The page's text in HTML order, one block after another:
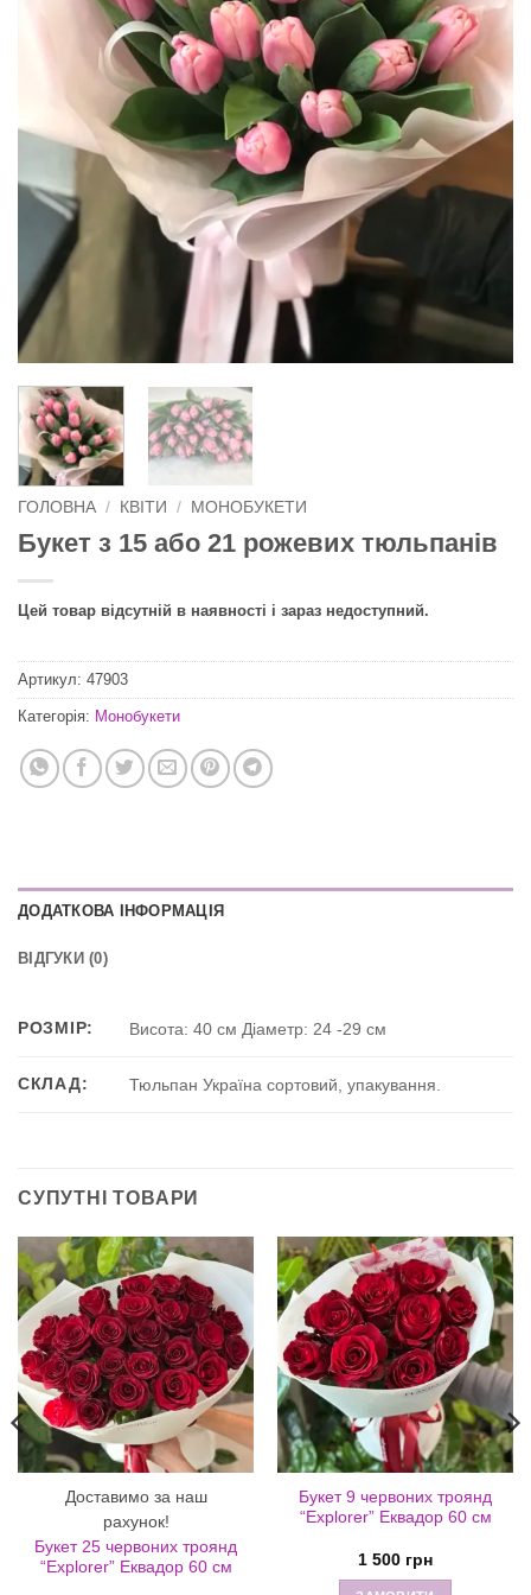
ГОЛОВНА / КВІТИ / МОНОБУКЕТИ
Букет з 15 або 21 рожевих тюльпанів
Цей товар відсутній в наявності і зараз недоступний.
Артикул: 47903
Категорія: Монобукети
ДОДАТКОВА ІНФОРМАЦІЯ
ВІДГУКИ (0)
РОЗМІР: Висота: 40 см Діаметр: 24 -29 см
СКЛАД: Тюльпан Україна сортовий, упакування.
СУПУТНІ ТОВАРИ
Доставимо за наш
рахунок!
Букет 25 червоних троянд
“Explorer” Еквадор 60 см
Букет 9 червоних троянд
“Explorer” Еквадор 60 см
1 500 грн